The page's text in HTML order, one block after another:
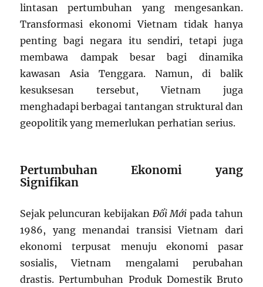
lintasan pertumbuhan yang mengesankan.
Transformasi ekonomi Vietnam tidak hanya
penting bagi negara itu sendiri, tetapi juga
membawa dampak besar bagi dinamika
kawasan Asia Tenggara. Namun, di balik
kesuksesan tersebut, Vietnam juga
menghadapi berbagai tantangan struktural dan
geopolitik yang memerlukan perhatian serius.
Pertumbuhan Ekonomi yang
Signifikan
Sejak peluncuran kebijakan Đổi Mới pada tahun
1986, yang menandai transisi Vietnam dari
ekonomi terpusat menuju ekonomi pasar
sosialis, Vietnam mengalami perubahan
drastis. Pertumbuhan Produk Domestik Bruto